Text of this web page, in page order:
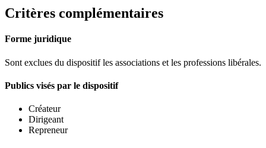
Critères complémentaires
Forme juridique
Sont exclues du dispositif les associations et les professions libérales.
Publics visés par le dispositif
Créateur
Dirigeant
Repreneur